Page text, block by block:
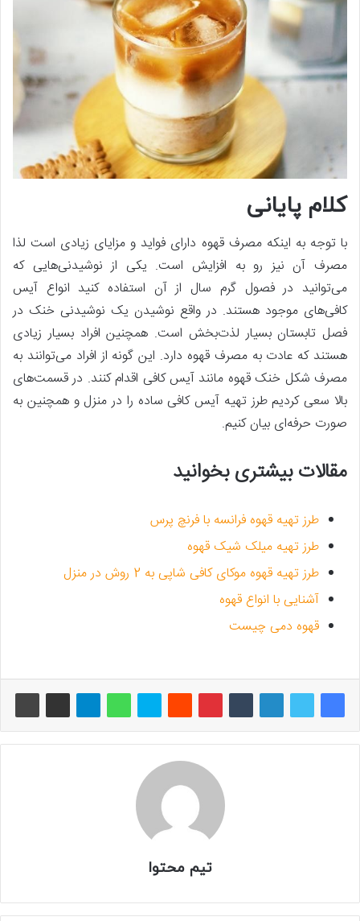
کلام پایانی
با توجه به اینکه مصرف قهوه دارای فواید و مزایای زیادی است لذا
مصرف آن نیز رو به افزایش است. یکی از نوشیدنی‌هایی که
می‌توانید در فصول گرم سال از آن استفاده کنید انواع آیس
کافی‌های موجود هستند. در واقع نوشیدن یک نوشیدنی خنک در
فصل تابستان بسیار لذت‌بخش است. همچنین افراد بسیار زیادی
هستند که عادت به مصرف قهوه دارد. این گونه از افراد می‌توانند به
مصرف شکل خنک قهوه مانند آیس کافی اقدام کنند. در قسمت‌های
بالا سعی کردیم طرز تهیه آیس کافی ساده را در منزل و همچنین به
صورت حرفه‌ای بیان کنیم.
مقالات بیشتری بخوانید
طرز تهیه قهوه فرانسه با فرنچ پرس
طرز تهیه میلک شیک قهوه
طرز تهیه قهوه موکای کافی شاپی به 2 روش در منزل
آشنایی با انواع قهوه
قهوه دمی چیست
تیم محتوا